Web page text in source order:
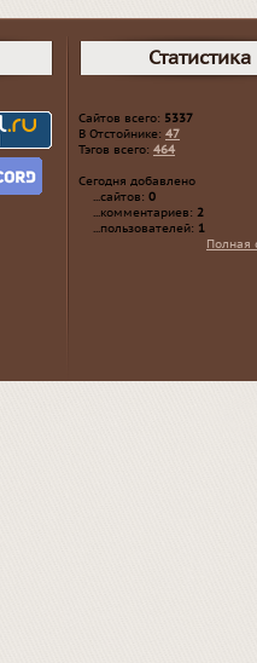
Статистика
Сайтов всего: 5337
В Отстойнике: 47
Тэгов всего: 464
Сегодня добавлено
...сайтов: 0
...комментариев: 2
...пользователей: 1
Полная